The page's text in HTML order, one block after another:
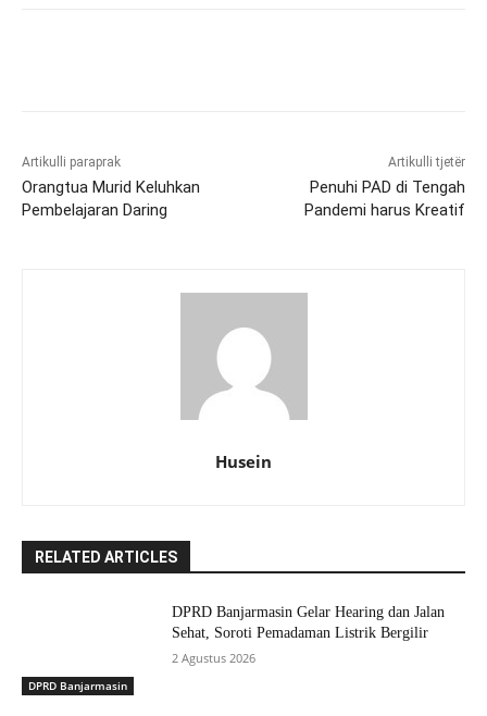
Artikulli paraprak
Orangtua Murid Keluhkan
Pembelajaran Daring
Artikulli tjetër
Penuhi PAD di Tengah
Pandemi harus Kreatif
Husein
RELATED ARTICLES
DPRD Banjarmasin
DPRD Banjarmasin Gelar Hearing dan Jalan
Sehat, Soroti Pemadaman Listrik Bergilir
2 Agustus 2026